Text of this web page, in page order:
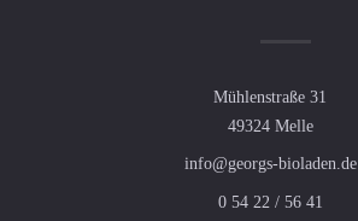
Mühlenstraße 31
49324 Melle
info@georgs-bioladen.de
0 54 22 / 56 41